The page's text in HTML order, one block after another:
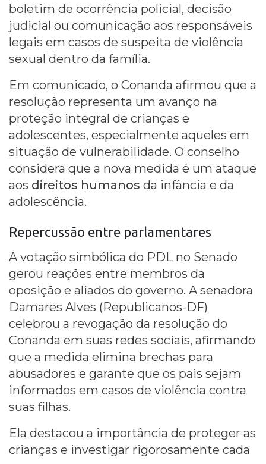
boletim de ocorrência policial, decisão
judicial ou comunicação aos responsáveis
legais em casos de suspeita de violência
sexual dentro da família.
Em comunicado, o Conanda afirmou que a
resolução representa um avanço na
proteção integral de crianças e
adolescentes, especialmente aqueles em
situação de vulnerabilidade. O conselho
considera que a nova medida é um ataque
aos direitos humanos da infância e da
adolescência.
Repercussão entre parlamentares
A votação simbólica do PDL no Senado
gerou reações entre membros da
oposição e aliados do governo. A senadora
Damares Alves (Republicanos-DF)
celebrou a revogação da resolução do
Conanda em suas redes sociais, afirmando
que a medida elimina brechas para
abusadores e garante que os pais sejam
informados em casos de violência contra
suas filhas.
Ela destacou a importância de proteger as
crianças e investigar rigorosamente cada